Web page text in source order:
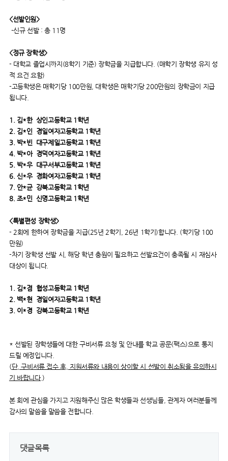
<선발인원>
-신규 선발 : 총 11명
<정규 장학생>
- 대학교 졸업시까지(8학기 기준) 장학금을 지급합니다. (매학기 장학생 유지 성
적 요건 요함)
-고등학생은 매학기당 100만원, 대학생은 매학기당 200만원의 장학금이 지급
됩니다.
1. 김*한 상인고등학교 1학년
2. 김*인 경일여자고등학교 1학년
3. 박*빈 대구제일고등학교 1학년
4. 박*아 경덕여자고등학교 1학년
5. 박*우 대구서부고등학교 1학년
6. 신*우 경화여자고등학교 1학년
7. 안*균 강북고등학교 1학년
8. 조*민 신명고등학교 1학년
<특별편성 장학생>
- 2회에 한하여 장학금을 지급(25년 2학기, 26년 1학기)합니다. (학기당 100
만원)
-차기 장학생 선발 시, 해당 학년 충원이 필요하고 선발요건이 충족될 시 재심사
대상이 됩니다.
1. 김*겸 협성고등학교 1학년
2. 백*현 경일여자고등학교 1학년
3. 이*경 강북고등학교 1학년
* 선발된 장학생들에 대한 구비서류 요청 및 안내를 학교 공문(팩스)으로 통지
드릴 예정입니다.
(단, 구비서류 접수 후, 지원서류와 내용이 상이할 시 선발이 취소됨을 유의하시
기 바랍니다.)
본 회에 관심을 가지고 지원해주신 많은 학생들과 선생님들, 관계자 여러분들께
감사의 말씀을 말씀을 전합니다.
댓글목록